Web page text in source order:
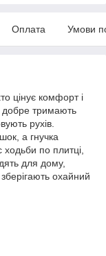
Оплата Умови
цінує комфорт і
добре тримають
рухів.
а гнучка
ходьби по плитці,
для дому,
охайний